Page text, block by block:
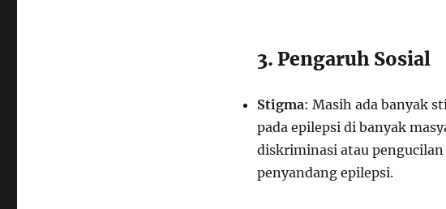
3. Pengaruh Sosial
Stigma: Masih ada banyak
pada epilepsi di banyak
diskriminasi atau
penyandang epilepsi.